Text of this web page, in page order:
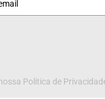
Política de